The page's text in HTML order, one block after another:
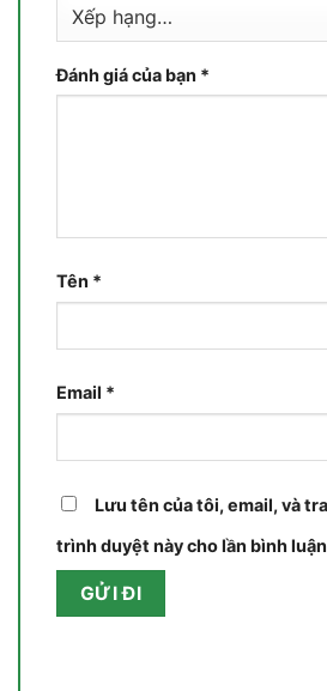
Đánh giá của bạn *
Tên *
Email *
Lưu tên của tôi, email, và
trình duyệt này cho lần bình